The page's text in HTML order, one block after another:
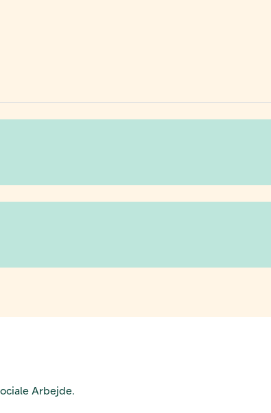
Arbejde.